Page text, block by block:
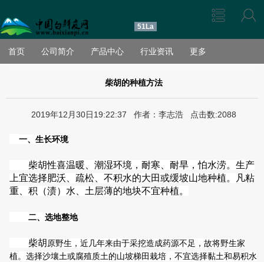
51La
首页 公司简介 产品中心 行业资讯 更多
柴胡的种植方法
2019年12月30日19:22:37 作者：李志浩 点击数:2088
一、生长环境
柴胡性喜温暖、潮湿环境，耐寒、耐旱，怕水涝。生产
上宜选择肥沃、疏松、不积水的大田或缓坡山地种植。凡粘
重、积（渍）水、土层薄的地块不宜种植。
二、选地整地
柴胡 原野生，近几年来由于采挖造成药源不足，故将野生家
植。选择沙壤土或腐殖质土的山坡梯田栽培，不宜选择黏土和易积水